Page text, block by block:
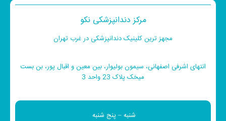
مرکز دندانپزشکی نکو
مجهز ترین کلینیک دندانپزشکی در غرب تهران
انتهای اشرفی اصفهانی، سیمون بولیوار، بین معین و اقبال پور، بن بست
میخک پلاک 23 واحد 3
شنبه – پنج شنبه